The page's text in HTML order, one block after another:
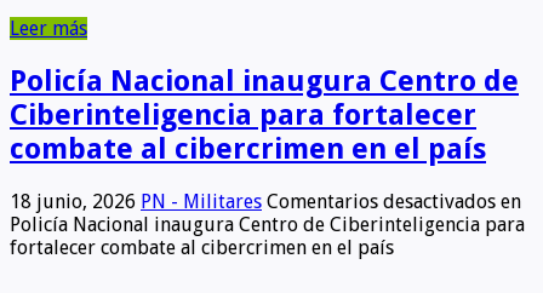
Leer más
Policía Nacional inaugura Centro de
Ciberinteligencia para fortalecer
combate al cibercrimen en el país
18 junio, 2026 PN - Militares Comentarios desactivados en
Policía Nacional inaugura Centro de Ciberinteligencia para
fortalecer combate al cibercrimen en el país